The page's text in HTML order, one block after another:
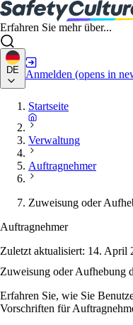
Erfahren Sie mehr über...
DE Anmelden (opens in
Startseite
Verwaltung
Auftragnehmer
Zuweisung oder
Auftragnehmer
Zuletzt aktualisiert: 14. April
Zuweisung oder Aufhebung
Erfahren Sie, wie Sie
Vorschriften für